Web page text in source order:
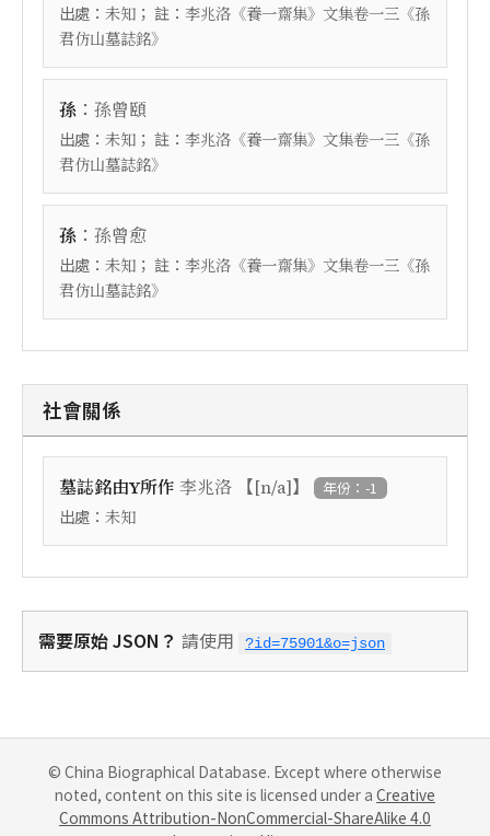
出處： 未知 ； 註： 李兆洛《養一齋集》文集卷一三《孫
君仿山墓誌銘》
孫 ： 孫曾頤
出處： 未知 ； 註： 李兆洛《養一齋集》文集卷一三《孫
君仿山墓誌銘》
孫 ： 孫曾愈
出處： 未知 ； 註： 李兆洛《養一齋集》文集卷一三《孫
君仿山墓誌銘》
社會關係
墓誌銘由Y所作 李兆洛 【[n/a]】 年份：-1
出處： 未知
需要原始 JSON？ 請使用 ?id=75901&o=json
© China Biographical Database. Except where otherwise
noted, content on this site is licensed under a Creative
Commons Attribution-NonCommercial-ShareAlike 4.0